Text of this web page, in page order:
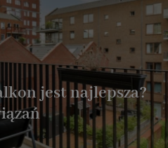
jest najlepsza?